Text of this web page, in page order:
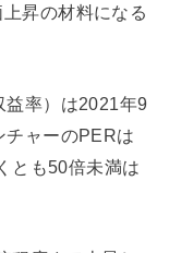
昇の材料になる
益率）は2021年9
チャーのPERは
とも50倍未満は